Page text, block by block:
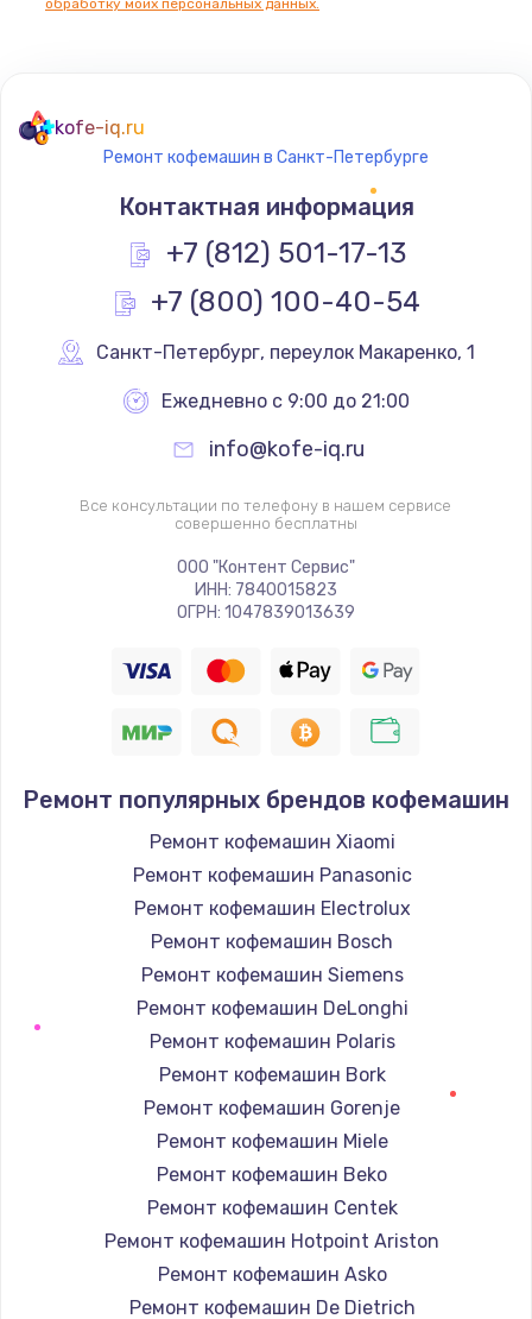
2000 руб.
970 руб.
Замена таймера
Заказать
1210 руб.
Заказать
Замена нагревателя испарителя
Заказать
1190 руб.
Заказать
1350 руб.
Заказать
Ремонт капиллярной трубки
3390 руб.
Заказать
Ремонт электропроводки
820 руб.
Заказать
Замена панели управления
1240 руб.
Заказать
Прошивка
обработку моих персональных данных.
kofe-iq.ru
Ремонт кофемашин в Санкт-Петербурге
Контактная информация
+7 (812) 501-17-13
+7 (800) 100-40-54
Санкт-Петербург, переулок Макаренко, 1
Ежедневно с 9:00 до 21:00
info@kofe-iq.ru
Все консультации по телефону в нашем сервисе
совершенно бесплатны
ООО "Контент Сервис"
ИНН: 7840015823
ОГРН: 1047839013639
Ремонт популярных брендов кофемашин
Ремонт кофемашин Xiaomi
Ремонт кофемашин Panasonic
Ремонт кофемашин Electrolux
Ремонт кофемашин Bosch
Ремонт кофемашин Siemens
Ремонт кофемашин DeLonghi
Ремонт кофемашин Polaris
Ремонт кофемашин Bork
Ремонт кофемашин Gorenje
Ремонт кофемашин Miele
Ремонт кофемашин Beko
Ремонт кофемашин Centek
Ремонт кофемашин Hotpoint Ariston
Ремонт кофемашин Asko
Ремонт кофемашин De Dietrich